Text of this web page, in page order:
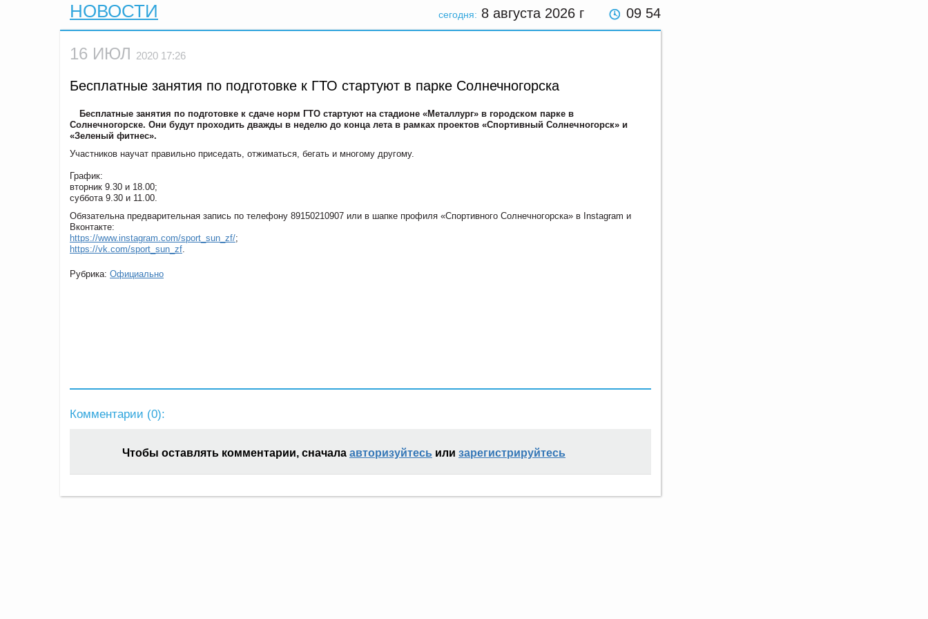
сегодня: 8 августа 2026 г 09 54
НОВОСТИ
16 ИЮЛ 2020 17:26
Бесплатные занятия по подготовке к ГТО стартуют в парке Солнечногорска
Бесплатные занятия по подготовке к сдаче норм ГТО стартуют на стадионе «Металлург» в городском парке в
Солнечногорске. Они будут проходить дважды в неделю до конца лета в рамках проектов «Спортивный Солнечногорск» и
«Зеленый фитнес».
Участников научат правильно приседать, отжиматься, бегать и многому другому.
График:
вторник 9.30 и 18.00;
суббота 9.30 и 11.00.
Обязательна предварительная запись по телефону 89150210907 или в шапке профиля «Спортивного Солнечногорска» в Instagram и
Вконтакте:
https://www.instagram.com/sport_sun_zf/;
https://vk.com/sport_sun_zf.
Рубрика: Официально
Комментарии (0):
Чтобы оставлять комментарии, сначала авторизуйтесь или зарегистрируйтесь